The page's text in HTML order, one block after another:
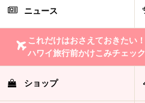
ニュース
これだけはおさえておきたい！
ハワイ旅行前かけこみチェック
ショップ